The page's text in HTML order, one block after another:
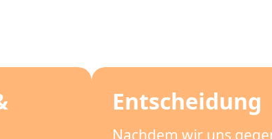
Entscheidung
Nachdem wir uns